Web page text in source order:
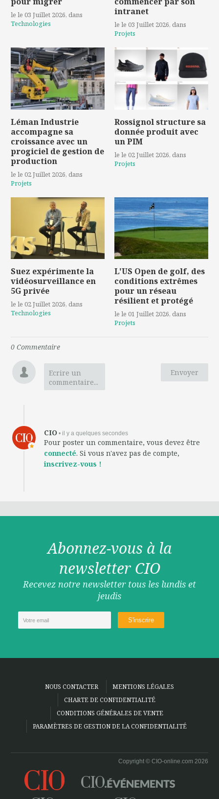
le le 03 Juillet 2026, dans
Technologies
intranet
le le 03 Juillet 2026, dans
Projets
Léman Industrie
accompagne sa
croissance avec un
progiciel de gestion de
production
le le 02 Juillet 2026, dans
Projets
Rossignol structure sa
donnée produit avec
un PIM
le le 02 Juillet 2026, dans
Projets
Suez expérimente la
vidéosurveillance en
5G privée
le le 02 Juillet 2026, dans
Technologies
L'US Open de golf, des
conditions extrêmes
pour un réseau
résilient et protégé
le le 01 Juillet 2026, dans
Projets
0 Commentaire
Envoyer
Ecrire un
commentaire...
CIO • il y a quelques secondes
Pour poster un commentaire, vous devez être
connecté. Si vous n'avez pas de compte,
inscrivez-vous !
Abonnez-vous à la
newsletter CIO
Recevez notre newsletter tous les lundis et
jeudis
NOUS CONTACTER
MENTIONS LÉGALES
CHARTE DE CONFIDENTIALITÉ
CONDITIONS GÉNÉRALES DE VENTE
PARAMÈTRES DE GESTION DE LA CONFIDENTIALITÉ
Copyright © CIO-online.com 2026